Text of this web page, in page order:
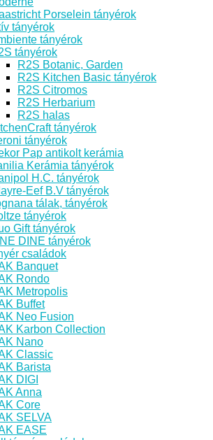
Porselein tányérok
tányérok
tányérok
tányérok
R2S Botanic, Garden
R2S Kitchen Basic tányérok
R2S Citromos
R2S Herbarium
R2S halas
tányérok
tányérok
Pap antikolt kerámia
Kerámia tányérok
H.C. tányérok
Eef B.V tányérok
tálak, tányérok
tányérok
Gift tányérok
DINE tányérok
családok
Banquet
Rondo
Metropolis
Buffet
Neo Fusion
Karbon Collection
Nano
Classic
Barista
DIGI
Anna
Core
SELVA
EASE